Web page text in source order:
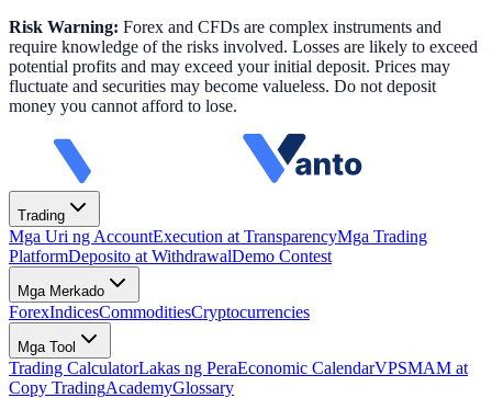
Risk Warning: Forex and CFDs are complex instruments and
require knowledge of the risks involved. Losses are likely to exceed
potential profits and may exceed your initial deposit. Prices may
fluctuate and securities may become valueless. Do not deposit
money you cannot afford to lose.
Trading
Mga Uri ng AccountExecution at TransparencyMga Trading
PlatformDeposito at WithdrawalDemo Contest
Mga Merkado
ForexIndicesCommoditiesCryptocurrencies
Mga Tool
Trading CalculatorLakas ng PeraEconomic CalendarVPSMAM at
Copy TradingAcademyGlossary